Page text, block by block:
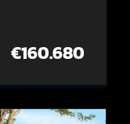
€160.680